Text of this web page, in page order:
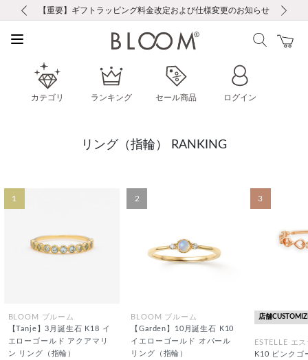
会員限定！レビュー投稿で100ポイントプレゼント
【重要】夏季休業の営業についてのご案内
【重要】令和８年熊本地震に伴う集配への影響について
【重要】ギフトラッピング料金改定および仕様変更のお知らせ
税込5,500円以上で送料無料｜最短24時間以内に発送
新規会員登録で1000ポイントプレゼント！
新規LINE友だち登録で500円クーポンプレゼント
会員限定！レビュー投稿で100ポイントプレゼント
【重要】夏季休業の営業についてのご案内
カテゴリ ランキング セール商品 ログイン
リング（指輪） RANKING
1
BLOOM ブルーム
【Tanje】3月誕生石 K18 イ
エローゴールド アクアマリ
ン リング（指輪）
2
BLOOM ブルーム
【Garden】10月誕生石 K10
イエローゴールド オパール
リング（指輪）
3
店舗
ESTELLE エ
K10 ピンクゴ